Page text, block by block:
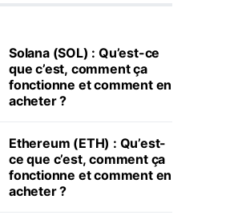
Solana (SOL) : Qu’est-ce
que c’est, comment ça
fonctionne et comment en
acheter ?
Ethereum (ETH) : Qu’est-
ce que c’est, comment ça
fonctionne et comment en
acheter ?